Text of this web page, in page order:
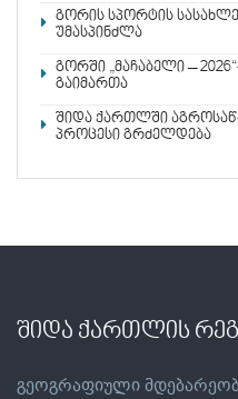
გორის სპორტის
უმასპინძლა
გორში „მაჩაბელი –
გაიმართა
შიდა ქართლში
პროცესი გრძელდება
შიდა ქართლის
გეოგრაფიული